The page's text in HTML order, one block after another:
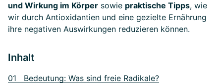
und Wirkung im Körper sowie praktische Tipps, wie
wir durch Antioxidantien und eine gezielte Ernährung
ihre negativen Auswirkungen reduzieren können.
Inhalt
01 Bedeutung: Was sind freie Radikale?